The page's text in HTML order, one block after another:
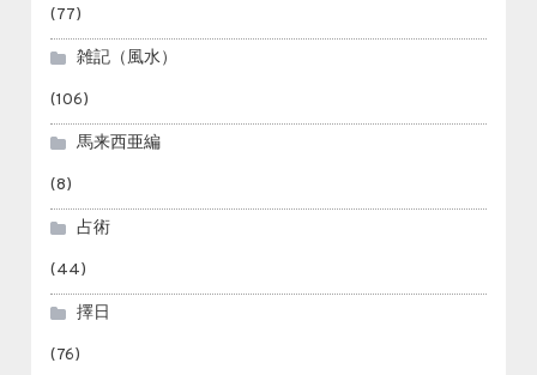
(77)
雑記（風水）
(106)
馬来西亜編
(8)
占術
(44)
擇日
(76)